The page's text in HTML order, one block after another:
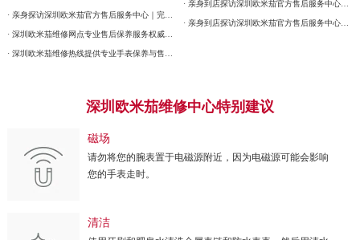
· 亲身探访深圳欧米茄官方售后服务中心｜完整地址与联系电话（2026年7月最新）
· 深圳欧米茄维修网点专业售后保养服务权威公示（2026年7月最新）
· 深圳欧米茄维修热线提供专业手表保养与售后服务权威公示（2026年7月最新）
· 亲身到店探访深圳欧米茄官方售后服务中心｜最新官方热线和详细网点地址（2026年7月最新）
· 亲身到店探访深圳欧米茄官方售后服务中心｜全新电话和详细网点地址（2026年7月最新）
深圳欧米茄维修中心特别建议
磁场
请勿将您的腕表置于电磁源附近，因为电磁源可能会影响
您的手表走时。
清洁